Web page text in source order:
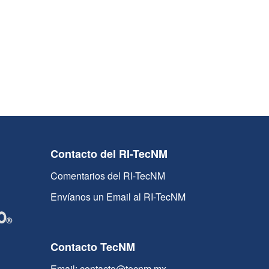
Contacto del RI-TecNM
Comentarios del RI-TecNM
Envíanos un Email al RI-TecNM
Contacto TecNM